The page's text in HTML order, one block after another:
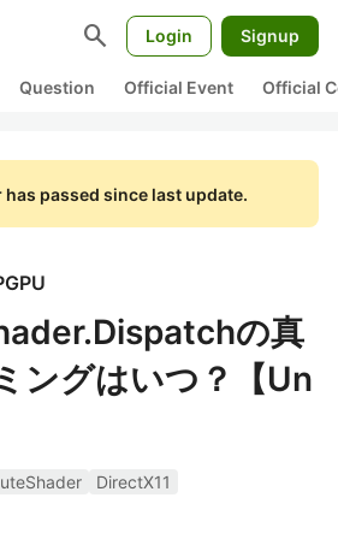
search Login Signup
Question Official Event Official
has passed since last update.
の真
ングはいつ？【Un
DirectX11